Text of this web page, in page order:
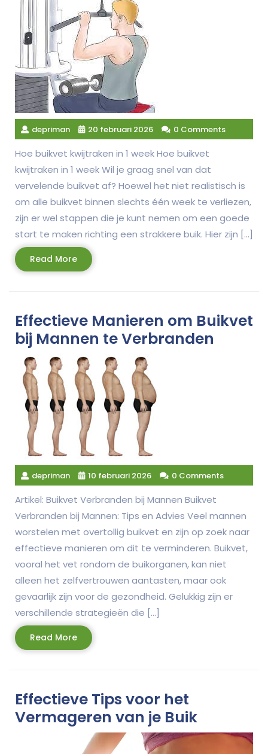
depriman 20 februari 2026 0 Comments
Hoe buikvet kwijtraken in 1 week Hoe buikvet
kwijtraken in 1 week Wil je graag snel van dat
vervelende buikvet af? Hoewel het niet realistisch is
om alle buikvet binnen slechts één week te verliezen,
zijn er wel stappen die je kunt nemen om een goede
start te maken richting een strakkere buik. Hier zijn […]
Read MoreRead
More
Effectieve Manieren om Buikvet
bij Mannen te Verbranden
depriman 10 februari 2026 0 Comments
Artikel: Buikvet Verbranden bij Mannen Buikvet
Verbranden bij Mannen: Tips en Advies Veel mannen
worstelen met overtollig buikvet en zijn op zoek naar
effectieve manieren om dit te verminderen. Buikvet,
vooral het vet rondom de buikorganen, kan niet
alleen het zelfvertrouwen aantasten, maar ook
gevaarlijk zijn voor de gezondheid. Gelukkig zijn er
verschillende strategieën die […]
Read MoreRead
More
Effectieve Tips voor het
Vermageren van je Buik